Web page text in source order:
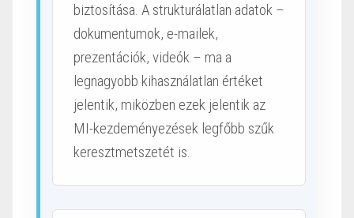
biztosítása. A strukturálatlan adatok –
dokumentumok, e-mailek,
prezentációk, videók – ma a
legnagyobb kihasználatlan értéket
jelentik, miközben ezek jelentik az
MI-kezdeményezések legfőbb szűk
keresztmetszetét is.